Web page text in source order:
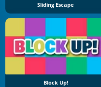
Sliding Escape
Block Up!